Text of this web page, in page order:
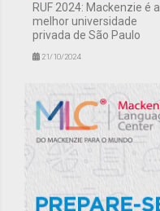
RUF 2024: Mackenzie é a
melhor universidade
privada de São Paulo
21/10/2024